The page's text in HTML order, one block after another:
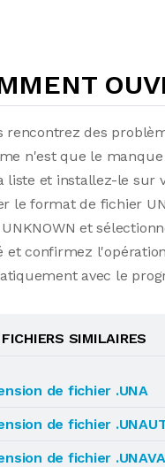
rencontrez des
n'est que le
liste et installez-le sur
le format de fichier
et
et confirmez
avec le
FICHIERS SIMILAIRES
de fichier .UNA
de fichier
de fichier